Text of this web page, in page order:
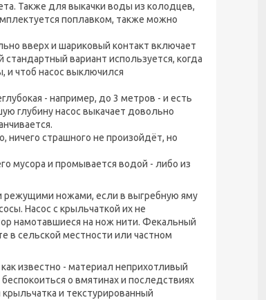
Также для выкачки воды из колодцев,
поплавком, также можно
вверх и шариковый контакт включает
вариант используется, когда
и чтоб насос выключился
- например, до 3 метров - и есть
глубину насос выкачает довольно
ничего страшного не произойдёт, но
мусора и промывается водой - либо из
режущими ножами, если в выгребную яму
Насос с крыльчаткой их не
намотавшиеся на нож нити. Фекальный
в сельской местности или частном
известно - материал неприхотливый
о вмятинах и последствиях
и текстурированный